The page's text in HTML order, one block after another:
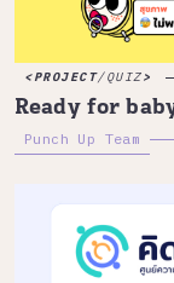
PROJECT/QUIZ
Ready for
Punch Up Team